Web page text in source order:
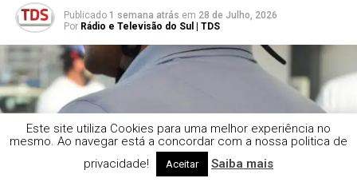
Publicado 1 semana atrás em 28 de Julho, 2026
Por Rádio e Televisão do Sul | TDS
Este site utiliza Cookies para uma melhor experiência no
mesmo. Ao navegar está a concordar com a nossa politica de
privacidade!
Aceitar Saiba mais